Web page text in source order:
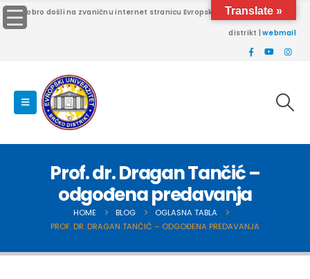
Dobro došli na zvaničnu internet stranicu Evropskog univerziteta Brčko
distrikt |webmail
Prof. dr. Dragan Tančić –
odgođena predavanja
HOME BLOG
OGLASNA TABLA
PROF. DR. DRAGAN TANČIĆ – ODGOĐENA PREDAVANJA
Translate »